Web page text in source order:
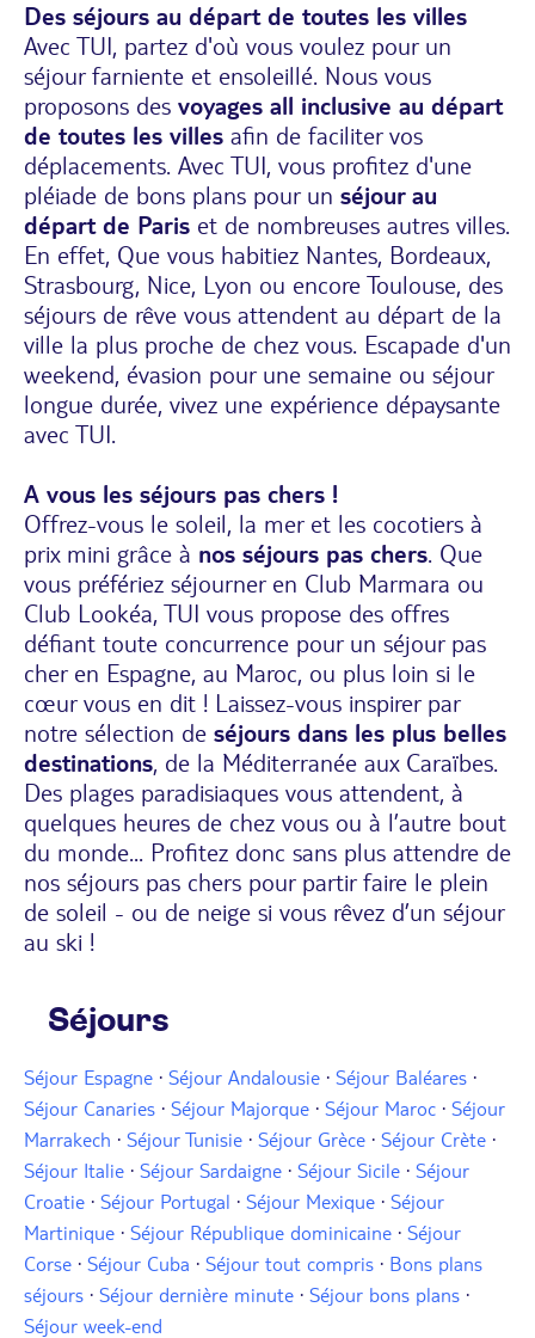
Des séjours au départ de toutes les villes
Avec TUI, partez d'où vous voulez pour un
séjour farniente et ensoleillé. Nous vous
proposons des voyages all inclusive au départ
de toutes les villes afin de faciliter vos
déplacements. Avec TUI, vous profitez d'une
pléiade de bons plans pour un séjour au
départ de Paris et de nombreuses autres villes.
En effet, Que vous habitiez Nantes, Bordeaux,
Strasbourg, Nice, Lyon ou encore Toulouse, des
séjours de rêve vous attendent au départ de la
ville la plus proche de chez vous. Escapade d'un
weekend, évasion pour une semaine ou séjour
longue durée, vivez une expérience dépaysante
avec TUI.
A vous les séjours pas chers !
Offrez-vous le soleil, la mer et les cocotiers à
prix mini grâce à nos séjours pas chers. Que
vous préfériez séjourner en Club Marmara ou
Club Lookéa, TUI vous propose des offres
défiant toute concurrence pour un séjour pas
cher en Espagne, au Maroc, ou plus loin si le
cœur vous en dit ! Laissez-vous inspirer par
notre sélection de séjours dans les plus belles
destinations, de la Méditerranée aux Caraïbes.
Des plages paradisiaques vous attendent, à
quelques heures de chez vous ou à l’autre bout
du monde... Profitez donc sans plus attendre de
nos séjours pas chers pour partir faire le plein
de soleil - ou de neige si vous rêvez d’un séjour
au ski !
Séjours
Séjour Espagne · Séjour Andalousie · Séjour Baléares ·
Séjour Canaries · Séjour Majorque · Séjour Maroc · Séjour
Marrakech · Séjour Tunisie · Séjour Grèce · Séjour Crète ·
Séjour Italie · Séjour Sardaigne · Séjour Sicile · Séjour
Croatie · Séjour Portugal · Séjour Mexique · Séjour
Martinique · Séjour République dominicaine · Séjour
Corse · Séjour Cuba · Séjour tout compris · Bons plans
séjours · Séjour dernière minute · Séjour bons plans ·
Séjour week-end